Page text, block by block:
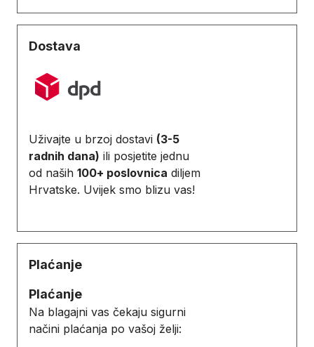
Dostava
Uživajte u brzoj dostavi (3-5
radnih dana) ili posjetite jednu
od naših 100+ poslovnica diljem
Hrvatske. Uvijek smo blizu vas!
Plaćanje
Plaćanje
Na blagajni vas čekaju sigurni
načini plaćanja po vašoj želji: